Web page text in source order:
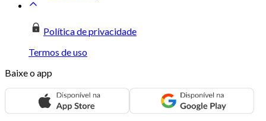
Política de privacidade
Termos de uso
Baixe o app